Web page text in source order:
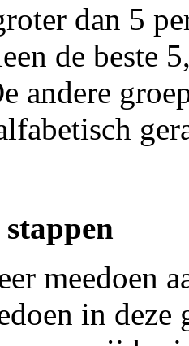
dan 5
de beste
andere
meedoen
in